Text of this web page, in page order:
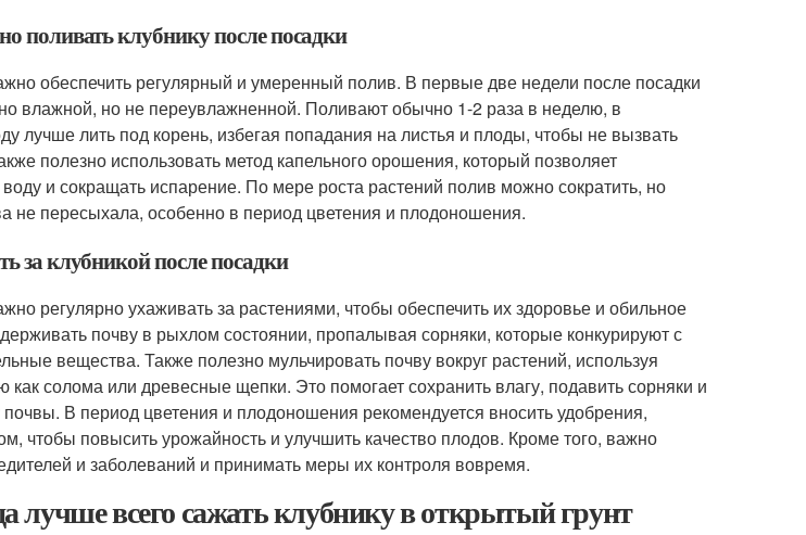
поливать клубнику после посадки
обеспечить регулярный и умеренный полив. В первые две недели после посадки
влажной, но не переувлажненной. Поливают обычно 1-2 раза в неделю, в
лучше лить под корень, избегая попадания на листья и плоды, чтобы не вызвать
полезно использовать метод капельного орошения, который позволяет
и сокращать испарение. По мере роста растений полив можно сократить, но
не пересыхала, особенно в период цветения и плодоношения.
за клубникой после посадки
регулярно ухаживать за растениями, чтобы обеспечить их здоровье и обильное
почву в рыхлом состоянии, пропалывая сорняки, которые конкурируют с
вещества. Также полезно мульчировать почву вокруг растений, используя
как солома или древесные щепки. Это помогает сохранить влагу, подавить сорняки и
почвы. В период цветения и плодоношения рекомендуется вносить удобрения,
чтобы повысить урожайность и улучшить качество плодов. Кроме того, важно
и заболеваний и принимать меры их контроля вовремя.
лучше всего сажать клубнику в открытый грунт